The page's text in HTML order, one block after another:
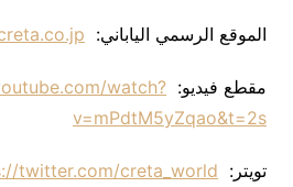
الموقع الرسمي الياباني:
مقطع فيديو: watch?
v=mPdtM5yZqao&t=2s
تويتر: twitter.com/creta_world